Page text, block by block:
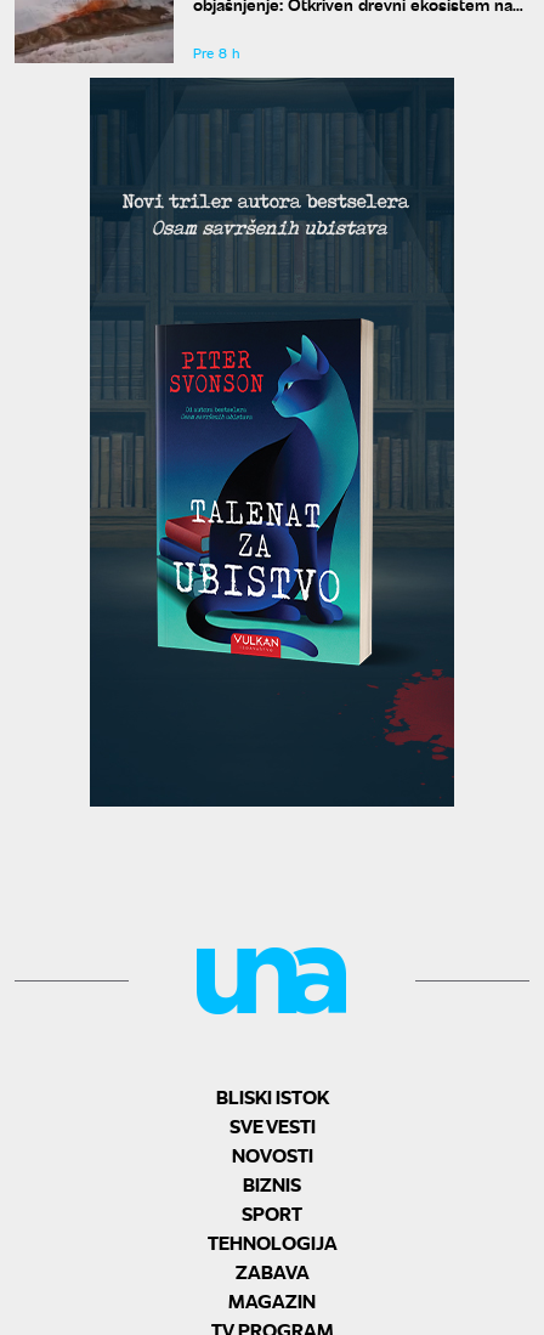
Pre 8 h
BLISKI ISTOK
SVE VESTI
NOVOSTI
BIZNIS
SPORT
TEHNOLOGIJA
ZABAVA
MAGAZIN
TV PROGRAM